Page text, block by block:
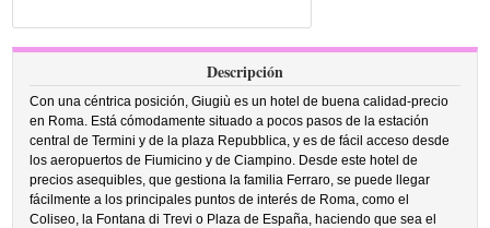
Descripción
Con una céntrica posición, Giugiù es un hotel de buena calidad-precio
en Roma. Está cómodamente situado a pocos pasos de la estación
central de Termini y de la plaza Repubblica, y es de fácil acceso desde
los aeropuertos de Fiumicino y de Ciampino. Desde este hotel de
precios asequibles, que gestiona la familia Ferraro, se puede llegar
fácilmente a los principales puntos de interés de Roma, como el
Coliseo, la Fontana di Trevi o Plaza de España, haciendo que sea el